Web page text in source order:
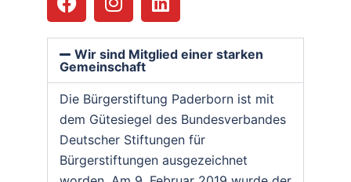
Wir sind Mitglied einer starken
Gemeinschaft
Die Bürgerstiftung Paderborn ist mit
dem Gütesiegel des Bundesverbandes
Deutscher Stiftungen für
Bürgerstiftungen ausgezeichnet